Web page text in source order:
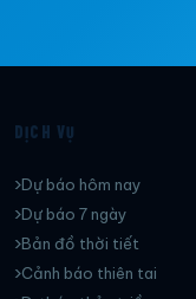
DỊCH VỤ
Dự báo hôm nay
Dự báo 7 ngày
Bản đồ thời tiết
Cảnh báo thiên tai